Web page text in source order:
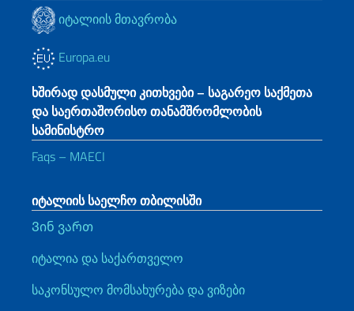
იტალიის მთავრობა
Europa.eu
ხშირად დასმული კითხვები – საგარეო საქმეთა
და საერთაშორისო თანამშრომლობის
სამინისტრო
Faqs – MAECI
იტალიის საელჩო თბილისში
Ვინ ვართ
იტალია და საქართველო
საკონსულო მომსახურება და ვიზები